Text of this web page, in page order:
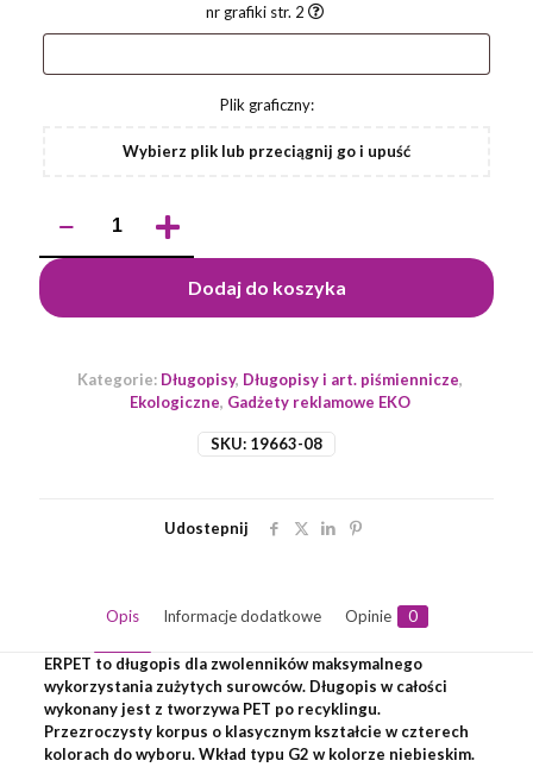
nr grafiki str. 2
Plik graficzny:
Wybierz plik lub przeciągnij go i upuść
Długopis
Dodaj do koszyka
SKU: 19663-08
Kategorie: Długopisy, Długopisy i art. piśmiennicze,
Ekologiczne, Gadżety reklamowe EKO
Udostepnij
Opis Informacje dodatkowe Opinie 0
ERPET to długopis dla zwolenników maksymalnego
wykorzystania zużytych surowców. Długopis w całości
wykonany jest z tworzywa PET po recyklingu.
Przezroczysty korpus o klasycznym kształcie w czterech
kolorach do wyboru. Wkład typu G2 w kolorze niebieskim.